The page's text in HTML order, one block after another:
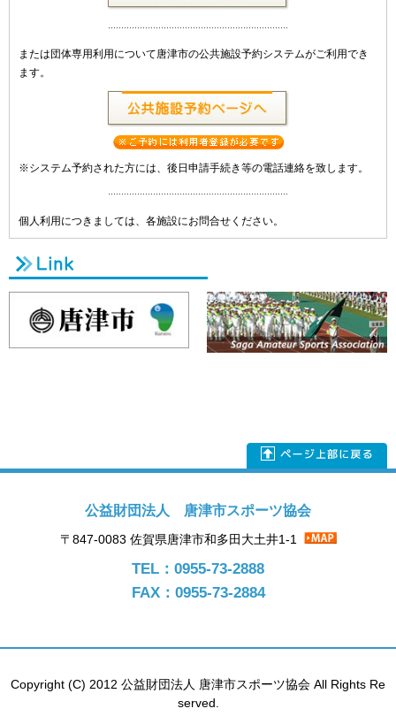
または団体専用利用について唐津市の公共施設予約システムがご利用でき
ます。
※システム予約された方には、後日申請手続き等の電話連絡を致します。
個人利用につきましては、各施設にお問合せください。
公益財団法人 唐津市スポーツ協会
〒847-0083 佐賀県唐津市和多田大土井1-1
TEL：0955-73-2888
FAX：0955-73-2884
Copyright (C) 2012 公益財団法人 唐津市スポーツ協会 All Rights Re
served.